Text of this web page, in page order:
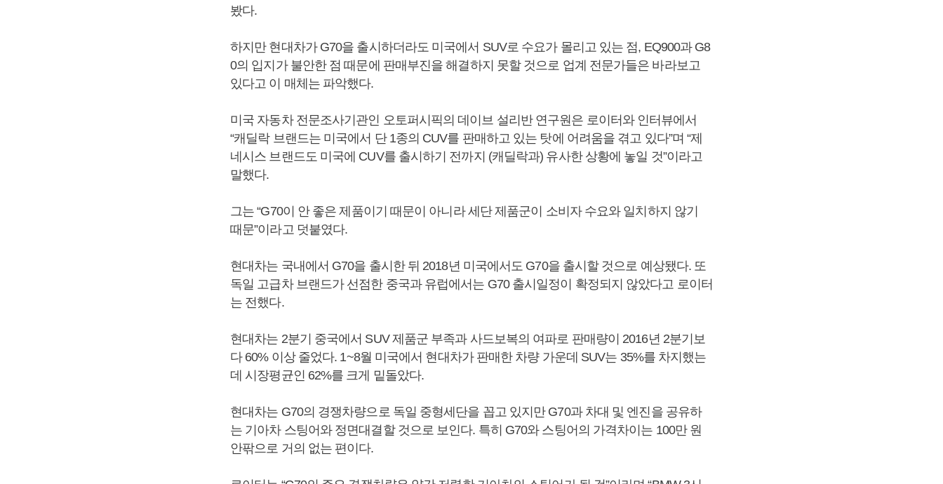
봤다.
하지만 현대차가 G70을 출시하더라도 미국에서 SUV로 수요가 몰리고 있는 점, EQ900과 G8
0의 입지가 불안한 점 때문에 판매부진을 해결하지 못할 것으로 업계 전문가들은 바라보고
있다고 이 매체는 파악했다.
미국 자동차 전문조사기관인 오토퍼시픽의 데이브 설리반 연구원은 로이터와 인터뷰에서
“캐딜락 브랜드는 미국에서 단 1종의 CUV를 판매하고 있는 탓에 어려움을 겪고 있다”며 “제
네시스 브랜드도 미국에 CUV를 출시하기 전까지 (캐딜락과) 유사한 상황에 놓일 것”이라고
말했다.
그는 “G70이 안 좋은 제품이기 때문이 아니라 세단 제품군이 소비자 수요와 일치하지 않기
때문”이라고 덧붙였다.
현대차는 국내에서 G70을 출시한 뒤 2018년 미국에서도 G70을 출시할 것으로 예상됐다. 또
독일 고급차 브랜드가 선점한 중국과 유럽에서는 G70 출시일정이 확정되지 않았다고 로이터
는 전했다.
현대차는 2분기 중국에서 SUV 제품군 부족과 사드보복의 여파로 판매량이 2016년 2분기보
다 60% 이상 줄었다. 1~8월 미국에서 현대차가 판매한 차량 가운데 SUV는 35%를 차지했는
데 시장평균인 62%를 크게 밑돌았다.
현대차는 G70의 경쟁차량으로 독일 중형세단을 꼽고 있지만 G70과 차대 및 엔진을 공유하
는 기아차 스팅어와 정면대결할 것으로 보인다. 특히 G70와 스팅어의 가격차이는 100만 원
안팎으로 거의 없는 편이다.